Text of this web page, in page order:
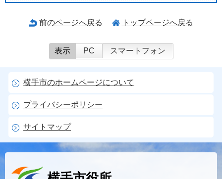
前のページへ戻る トップページへ戻る
表示 PC スマートフォン
横手市のホームページについて
プライバシーポリシー
サイトマップ